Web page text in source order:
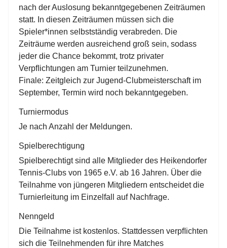
nach der Auslosung bekanntgegebenen Zeiträumen
statt. In diesen Zeiträumen müssen sich die
Spieler*innen selbstständig verabreden. Die
Zeiträume werden ausreichend groß sein, sodass
jeder die Chance bekommt, trotz privater
Verpﬂichtungen am Turnier teilzunehmen.
Finale: Zeitgleich zur Jugend-Clubmeisterschaft im
September, Termin wird noch bekanntgegeben.
Turniermodus
Je nach Anzahl der Meldungen.
Spielberechtigung
Spielberechtigt sind alle Mitglieder des Heikendorfer
Tennis-Clubs von 1965 e.V. ab 16 Jahren. Über die
Teilnahme von jüngeren Mitgliedern entscheidet die
Turnierleitung im Einzelfall auf Nachfrage.
Nenngeld
Die Teilnahme ist kostenlos. Stattdessen verpﬂichten
sich die Teilnehmenden für ihre Matches